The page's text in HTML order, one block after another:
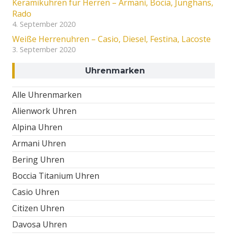
Keramikuhren für Herren – Armani, Bocia, Junghans,
Rado
4. September 2020
Weiße Herrenuhren – Casio, Diesel, Festina, Lacoste
3. September 2020
Uhrenmarken
Alle Uhrenmarken
Alienwork Uhren
Alpina Uhren
Armani Uhren
Bering Uhren
Boccia Titanium Uhren
Casio Uhren
Citizen Uhren
Davosa Uhren